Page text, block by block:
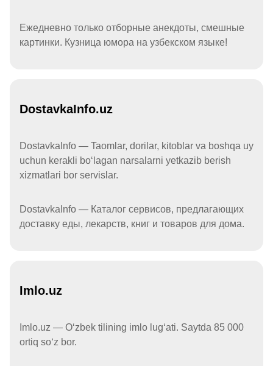
Ежедневно только отборные анекдоты, смешные
картинки. Кузница юмора на узбекском языке!
DostavkaInfo.uz
DostavkaInfo — Taomlar, dorilar, kitoblar va boshqa uy
uchun kerakli boʻlagan narsalarni yetkazib berish
xizmatlari bor servislar.
DostavkaInfo — Каталог сервисов, предлагающих
доставку еды, лекарств, книг и товаров для дома.
Imlo.uz
Imlo.uz — Oʻzbek tilining imlo lugʻati. Saytda 85 000
ortiq soʻz bor.